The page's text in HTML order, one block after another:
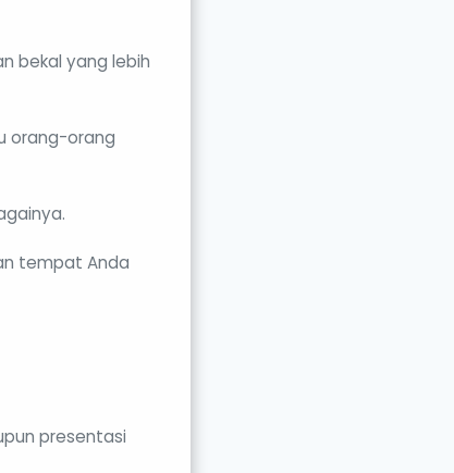
bekal yang lebih
orang-orang
tempat Anda
presentasi